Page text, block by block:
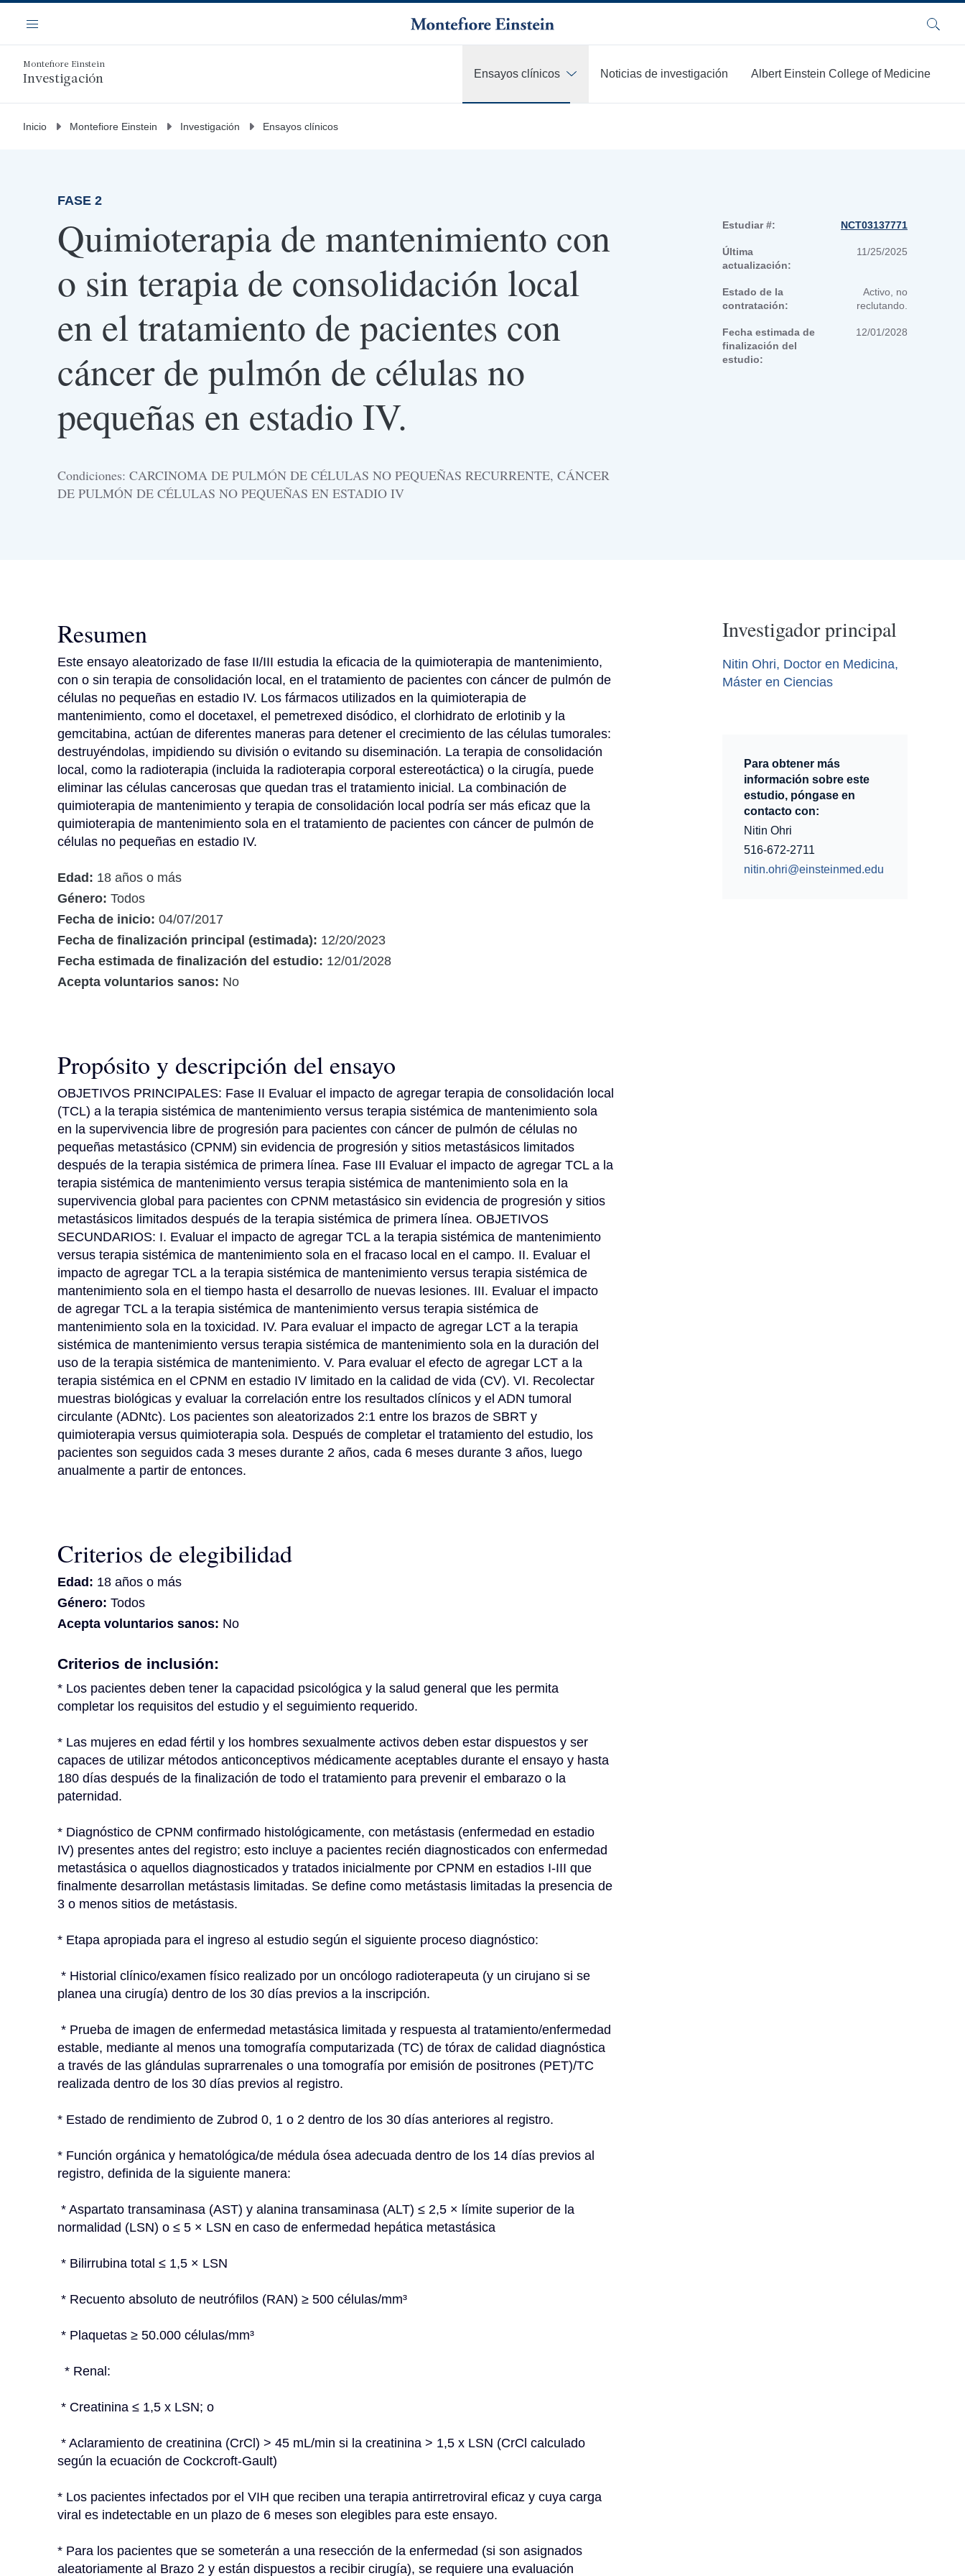
contenido
principal
Navegación
Menú Buscar
Montefiore Einstein
Investigación Ensayos clínicos Noticias de investigación Albert Einstein College of Medicine
Inicio Montefiore Einstein Investigación Ensayos clínicos
FASE 2
Quimioterapia de mantenimiento con
o sin terapia de consolidación local
en el tratamiento de pacientes con
cáncer de pulmón de células no
pequeñas en estadio IV.
Condiciones: CARCINOMA DE PULMÓN DE CÉLULAS NO PEQUEÑAS RECURRENTE, CÁNCER
DE PULMÓN DE CÉLULAS NO PEQUEÑAS EN ESTADIO IV
Estudiar #: NCT03137771
Última
actualización:
11/25/2025
Estado de la
contratación:
Activo, no
reclutando.
Fecha estimada de
finalización del
estudio:
12/01/2028
Resumen
Este ensayo aleatorizado de fase II/III estudia la eficacia de la quimioterapia de mantenimiento,
con o sin terapia de consolidación local, en el tratamiento de pacientes con cáncer de pulmón de
células no pequeñas en estadio IV. Los fármacos utilizados en la quimioterapia de
mantenimiento, como el docetaxel, el pemetrexed disódico, el clorhidrato de erlotinib y la
gemcitabina, actúan de diferentes maneras para detener el crecimiento de las células tumorales:
destruyéndolas, impidiendo su división o evitando su diseminación. La terapia de consolidación
local, como la radioterapia (incluida la radioterapia corporal estereotáctica) o la cirugía, puede
eliminar las células cancerosas que quedan tras el tratamiento inicial. La combinación de
quimioterapia de mantenimiento y terapia de consolidación local podría ser más eficaz que la
quimioterapia de mantenimiento sola en el tratamiento de pacientes con cáncer de pulmón de
células no pequeñas en estadio IV.
Edad: 18 años o más
Género: Todos
Fecha de inicio: 04/07/2017
Fecha de finalización principal (estimada): 12/20/2023
Fecha estimada de finalización del estudio: 12/01/2028
Acepta voluntarios sanos: No
Propósito y descripción del ensayo
OBJETIVOS PRINCIPALES: Fase II Evaluar el impacto de agregar terapia de consolidación local
(TCL) a la terapia sistémica de mantenimiento versus terapia sistémica de mantenimiento sola
en la supervivencia libre de progresión para pacientes con cáncer de pulmón de células no
pequeñas metastásico (CPNM) sin evidencia de progresión y sitios metastásicos limitados
después de la terapia sistémica de primera línea. Fase III Evaluar el impacto de agregar TCL a la
terapia sistémica de mantenimiento versus terapia sistémica de mantenimiento sola en la
supervivencia global para pacientes con CPNM metastásico sin evidencia de progresión y sitios
metastásicos limitados después de la terapia sistémica de primera línea. OBJETIVOS
SECUNDARIOS: I. Evaluar el impacto de agregar TCL a la terapia sistémica de mantenimiento
versus terapia sistémica de mantenimiento sola en el fracaso local en el campo. II. Evaluar el
impacto de agregar TCL a la terapia sistémica de mantenimiento versus terapia sistémica de
mantenimiento sola en el tiempo hasta el desarrollo de nuevas lesiones. III. Evaluar el impacto
de agregar TCL a la terapia sistémica de mantenimiento versus terapia sistémica de
mantenimiento sola en la toxicidad. IV. Para evaluar el impacto de agregar LCT a la terapia
sistémica de mantenimiento versus terapia sistémica de mantenimiento sola en la duración del
uso de la terapia sistémica de mantenimiento. V. Para evaluar el efecto de agregar LCT a la
terapia sistémica en el CPNM en estadio IV limitado en la calidad de vida (CV). VI. Recolectar
muestras biológicas y evaluar la correlación entre los resultados clínicos y el ADN tumoral
circulante (ADNtc). Los pacientes son aleatorizados 2:1 entre los brazos de SBRT y
quimioterapia versus quimioterapia sola. Después de completar el tratamiento del estudio, los
pacientes son seguidos cada 3 meses durante 2 años, cada 6 meses durante 3 años, luego
anualmente a partir de entonces.
Criterios de elegibilidad
Edad: 18 años o más
Género: Todos
Acepta voluntarios sanos: No
Criterios de inclusión:
* Los pacientes deben tener la capacidad psicológica y la salud general que les permita
completar los requisitos del estudio y el seguimiento requerido.
* Las mujeres en edad fértil y los hombres sexualmente activos deben estar dispuestos y ser
capaces de utilizar métodos anticonceptivos médicamente aceptables durante el ensayo y hasta
180 días después de la finalización de todo el tratamiento para prevenir el embarazo o la
paternidad.
* Diagnóstico de CPNM confirmado histológicamente, con metástasis (enfermedad en estadio
IV) presentes antes del registro; esto incluye a pacientes recién diagnosticados con enfermedad
metastásica o aquellos diagnosticados y tratados inicialmente por CPNM en estadios I-III que
finalmente desarrollan metástasis limitadas. Se define como metástasis limitadas la presencia de
3 o menos sitios de metástasis.
* Etapa apropiada para el ingreso al estudio según el siguiente proceso diagnóstico:
planea una cirugía) dentro de los 30 días previos a la inscripción.
estable, mediante al menos una tomografía computarizada (TC) de tórax de calidad diagnóstica
a través de las glándulas suprarrenales o una tomografía por emisión de positrones (PET)/TC
realizada dentro de los 30 días previos al registro.
* Estado de rendimiento de Zubrod 0, 1 o 2 dentro de los 30 días anteriores al registro.
* Función orgánica y hematológica/de médula ósea adecuada dentro de los 14 días previos al
registro, definida de la siguiente manera:
normalidad (LSN) o ≤ 5 × LSN en caso de enfermedad hepática metastásica
* Bilirrubina total ≤ 1,5 × LSN
* Recuento absoluto de neutrófilos (RAN) ≥ 500 células/mm³
* Plaquetas ≥ 50.000 células/mm³
  * Renal:
* Creatinina ≤ 1,5 x LSN; o
según la ecuación de Cockcroft-Gault)
* Los pacientes infectados por el VIH que reciben una terapia antirretroviral eficaz y cuya carga
viral es indetectable en un plazo de 6 meses son elegibles para este ensayo.
* Para los pacientes que se someterán a una resección de la enfermedad (si son asignados
aleatoriamente al Brazo 2 y están dispuestos a recibir cirugía), se requiere una evaluación
Investigador principal
Nitin Ohri, Doctor en Medicina,
Máster en Ciencias
Para obtener más
información sobre este
estudio, póngase en
contacto con:
Nitin Ohri
516-672-2711
nitin.ohri@einsteinmed.edu